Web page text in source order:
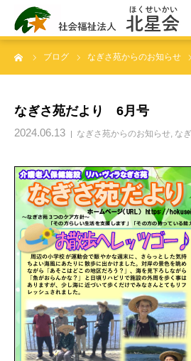
ブログ なぎさ苑からのお知らせ
なぎさ苑だより 6月号
2024.06.13 なぎさ苑からのお知らせ, な
ホーム
事業所案内・ご利用案内
お問い合わせ